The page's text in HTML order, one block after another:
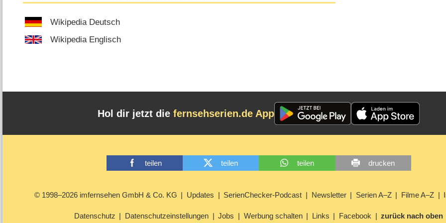
Wikipedia Deutsch
Wikipedia Englisch
Hol dir jetzt die fernsehserien.de App
teilen teilen teilen drucken
© 1998–2026 imfernsehen GmbH & Co. KG Updates SerienChecker-Podcast Newsletter Serien A–Z Filme A–Z
Datenschutz Datenschutzeinstellungen Jobs Werbung schalten Links Facebook zurück nach oben